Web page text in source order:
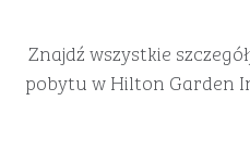
Znajdź wszystkie
pobytu w Hilton Garden